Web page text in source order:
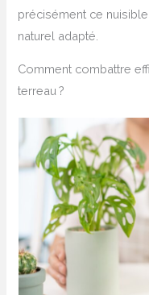
précisément ce
naturel adapté.
Comment combattre
terreau ?